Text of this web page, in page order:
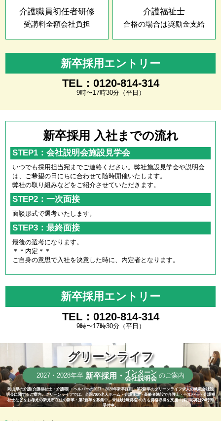
介護職員初任者研修
受講料全額会社負担
介護福祉士
合格の場合は奨励金支給
新卒採用エントリー
TEL：0120-814-314
9時〜17時30分（平日）
新卒採用 入社までの流れ
STEP1：会社説明会施設見学会
いつでも採用担当宛までご連絡ください。弊社施設見学会や説明会
は、ご希望の日にちに合わせて随時開催いたします。
弊社の取り組みなどをご紹介させていただきます。
STEP2：一次面接
面談形式で選考いたします。
STEP3：最終面接
最後の選考になります。
＊＊内定＊＊
ご自身の意思で入社を決意した時に、内定者となります。
新卒採用エントリー
TEL：0120-814-314
9時〜17時30分（平日）
グリーンライフ
2027・2028年卒 新卒採用・ インターン
会社説明会 のご案内
岡山県の介護(介護福祉士・介護職)・ヘルパーの2027・2028年新卒採用・第2新卒のグリーンライフ求人の就職会社説
明会に関するご案内。グリーンライフでは、全国70の老人ホーム・介護施設・高齢者施設で介護士・ヘルパー・介護福
祉士などをお考えの新見市在住の新卒・第2新卒を募集中。未経験(無資格)の方も資格取得を支援！採用応募は24時間
受付中。